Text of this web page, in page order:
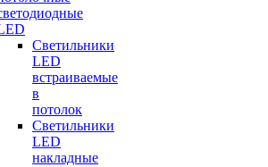
Cветильники
LED
встраиваемые
в
потолок
Светильники
LED
накладные